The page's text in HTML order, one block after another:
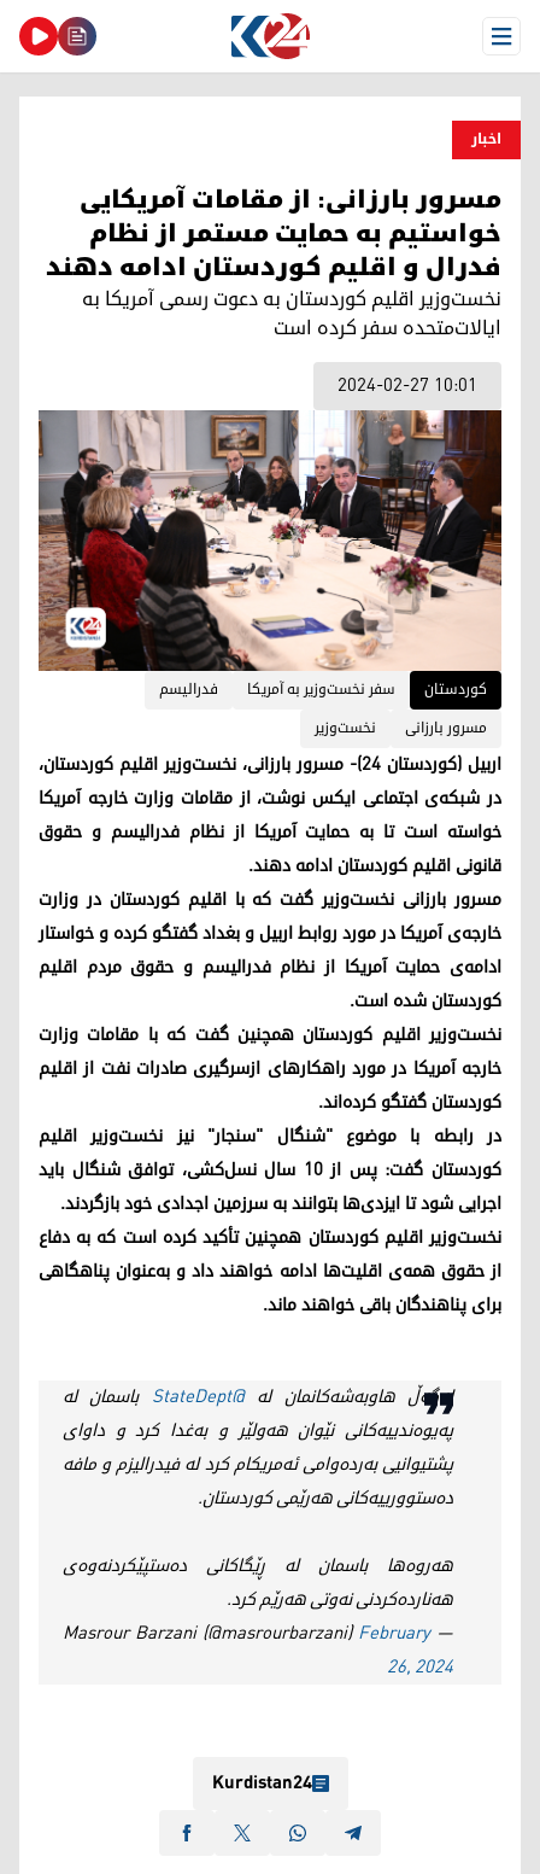
Open Menu
اخبار
مسرور بارزانی: از مقامات آمریکایی
خواستیم به حمایت مستمر از نظام
فدرال و اقلیم کوردستان ادامه دهند
نخست‌وزیر اقلیم کوردستان به دعوت رسمی آمریکا به
ایالات‌متحده سفر کرده است
2024-02-27 10:01
کوردستان سفر نخست‌وزیر به آمریکا
فدرالیسم
مسرور بارزانی
نخست‌وزیر
اربیل (کوردستان ۲۴)- مسرور بارزانی، نخست‌وزیر اقلیم کوردستان،
در شبکه‌ی اجتماعی ایکس نوشت، از مقامات وزارت خارجه آمریکا
خواسته است تا به حمایت آمریکا از نظام فدرالیسم و حقوق
قانونی اقلیم کوردستان ادامه دهند.
مسرور بارزانی نخست‌وزیر گفت که با اقلیم کوردستان در وزارت
خارجه‌ی آمریکا در مورد روابط اربیل و بغداد گفتگو کرده و خواستار
ادامه‌ی حمایت آمریکا از نظام فدرالیسم و حقوق مردم اقلیم
کوردستان شده است.
نخست‌وزیر اقلیم کوردستان همچنین گفت که با مقامات وزارت
خارجه آمریکا در مورد راهکارهای ازسرگیری صادرات نفت از اقلیم
کوردستان گفتگو کرده‌اند.
در رابطه با موضوع "شنگال "سنجار" نیز نخست‌وزیر اقلیم
کوردستان گفت: پس از ۱۰ سال نسل‌کشی، توافق شنگال باید
اجرایی شود تا ایزدی‌ها بتوانند به سرزمین اجدادی خود بازگردند.
نخست‌وزیر اقلیم کوردستان همچنین تأکید کرده است که به دفاع
از حقوق همه‌ی اقلیت‌ها ادامه خواهند داد و به‌عنوان پناهگاهی
برای پناهندگان باقی خواهند ماند.
لەگەڵ هاوبەشەکانمان لە@StateDept
باسمان لە
پەیوەندییەکانی نێوان هەولێر و بەغدا کرد و داوای
پشتیوانیی بەردەوامی ئەمریکام کرد لە فیدرالیزم و مافە
دەستوورییەکانی هەرێمی کوردستان.
هەروەها باسمان لە ڕێگاکانی دەستپێکردنەوەی
هەناردەکردنی نەوتی هەرێم کرد.
— Masrour Barzani (@masrourbarzani)
February
26, 2024
Kurdistan24